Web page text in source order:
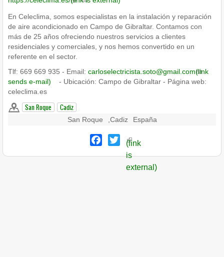
En Celeclima, somos especialistas en la instalación y reparación
de aire acondicionado en Campo de Gibraltar. Contamos con
más de 25 años ofreciendo nuestros servicios a clientes
residenciales y comerciales, y nos hemos convertido en un
referente en el sector.
Tlf: 669 669 935 - Email: carloselectricista.soto@gmail.com(link
sends e-mail)
- Ubicación: Campo de Gibraltar - Página web:
celeclima.es
San Roque Cadiz
San Roque Cadiz España
Facebook
Twitter
(link
is
external)